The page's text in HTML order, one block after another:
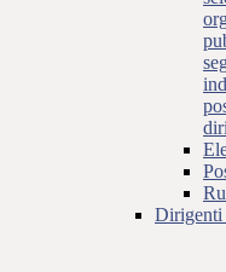
Dirigenti